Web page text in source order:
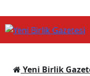
Yeni Birlik